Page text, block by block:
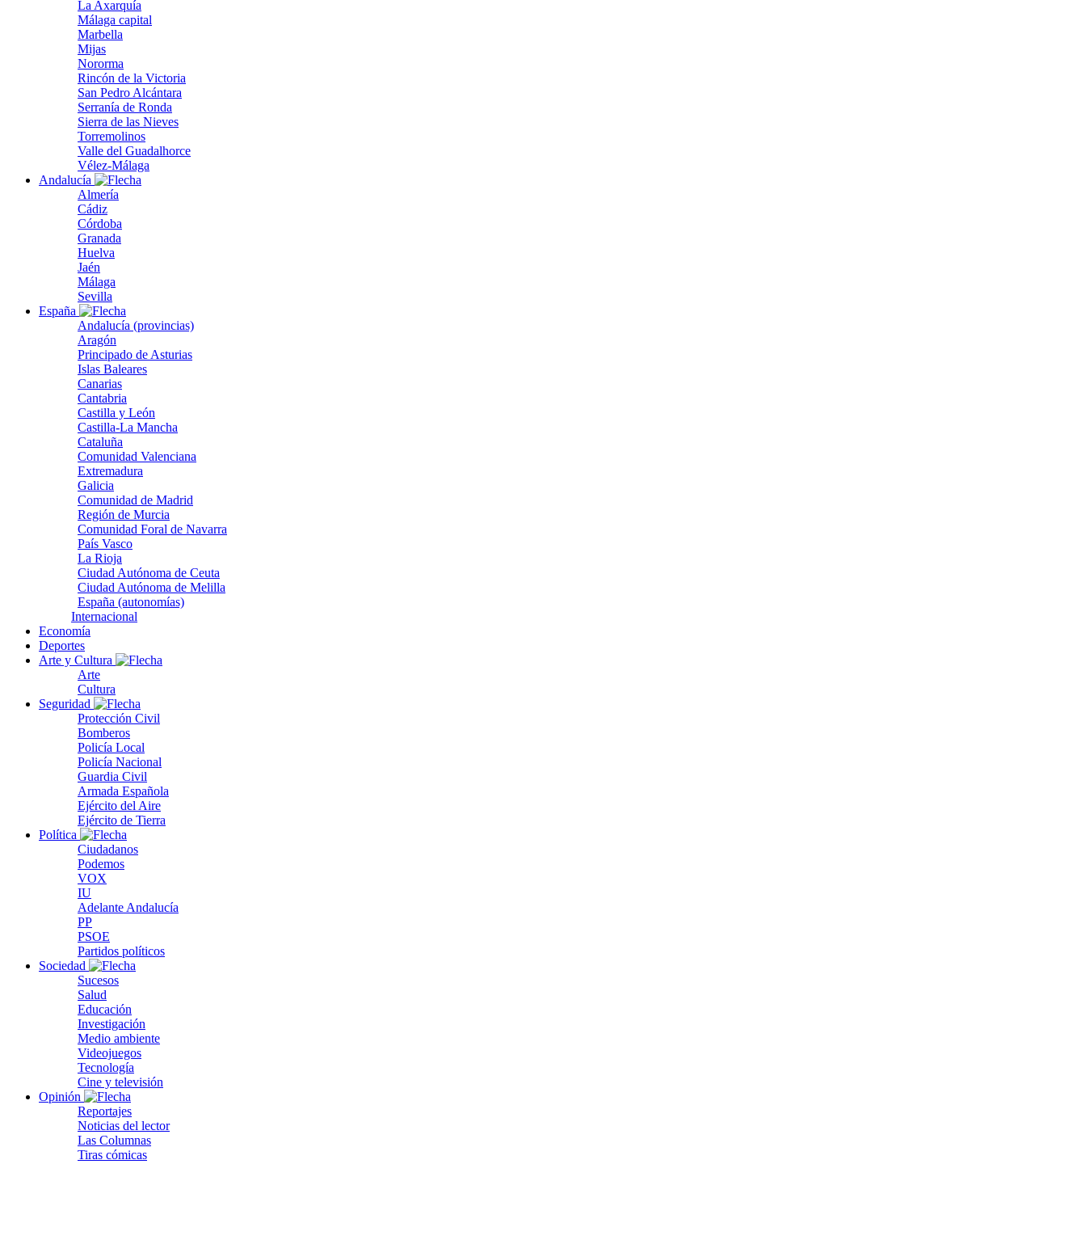
La Axarquía
Málaga capital
Marbella
Mijas
Nororma
Rincón de la Victoria
San Pedro Alcántara
Serranía de Ronda
Sierra de las Nieves
Torremolinos
Valle del Guadalhorce
Vélez-Málaga
Andalucía
Almería
Cádiz
Córdoba
Granada
Huelva
Jaén
Málaga
Sevilla
España
Andalucía (provincias)
Aragón
Principado de Asturias
Islas Baleares
Canarias
Cantabria
Castilla y León
Castilla-La Mancha
Cataluña
Comunidad Valenciana
Extremadura
Galicia
Comunidad de Madrid
Región de Murcia
Comunidad Foral de Navarra
País Vasco
La Rioja
Ciudad Autónoma de Ceuta
Ciudad Autónoma de Melilla
España (autonomías)
Internacional
Economía
Deportes
Arte y Cultura
Arte
Cultura
Seguridad
Protección Civil
Bomberos
Policía Local
Policía Nacional
Guardia Civil
Armada Española
Ejército del Aire
Ejército de Tierra
Política
Ciudadanos
Podemos
VOX
IU
Adelante Andalucía
PP
PSOE
Partidos políticos
Sociedad
Sucesos
Salud
Educación
Investigación
Medio ambiente
Videojuegos
Tecnología
Cine y televisión
Opinión
Reportajes
Noticias del lector
Las Columnas
Tiras cómicas